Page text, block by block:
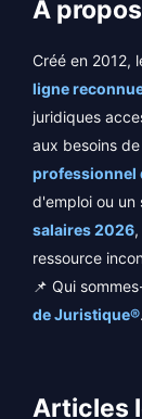
A propos
Créé en 2012,
ligne
juridiques
aux besoins
professionnel
d'emploi ou un
salaires 2026
ressource
📌 Qui
de Juristique®.
Articles